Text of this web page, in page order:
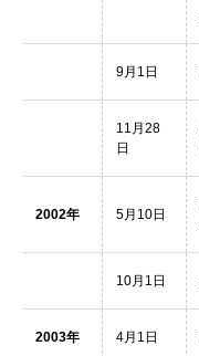
9月1日
11月28
日
2002年 5月10日
10月1日
2003年 4月1日